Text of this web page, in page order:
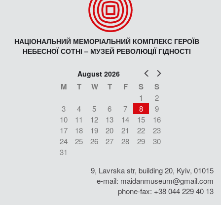
НАЦІОНАЛЬНИЙ МЕМОРІАЛЬНИЙ КОМПЛЕКС ГЕРОЇВ
НЕБЕСНОЇ СОТНІ – МУЗЕЙ РЕВОЛЮЦІЇ ГІДНОСТІ
Prev
August 2026
M T W T F S S
1
2
3
4 5 6 7 8
9
10
11 12 13 14 15
16
17
18 19 20 21 22
23
24
25 26 27 28 29
30
31
9, Lavrska str, building 20, Kyiv, 01015
e-mail: maidanmuseum@gmail.com
phone-fax: +38 044 229 40 13